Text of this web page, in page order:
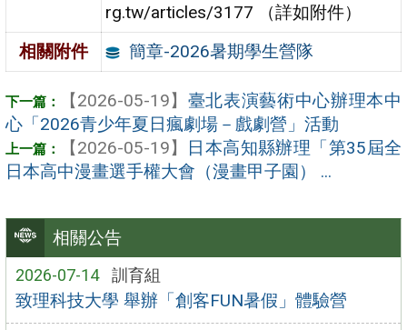
相關公告
2026-07-14 訓育組
致理科技大學 舉辦「創客FUN暑假」體驗營
rg.tw/articles/3177 （詳如附件）
相關附件
簡章-2026暑期學生營隊
【2026-05-19】 臺北表演藝術中心辦理本中
心「2026青少年夏日瘋劇場－戲劇營」活動
【2026-05-19】
日本高知縣辦理「第35屆全
日本高中漫畫選手權大會（漫畫甲子園） ...